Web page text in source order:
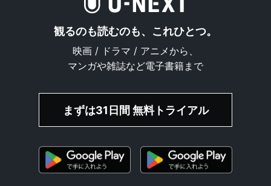
観るのも読むのも、これひとつ。
映画 / ドラマ / アニメから、
マンガや雑誌など電子書籍まで
まずは31日間 無料トライアル